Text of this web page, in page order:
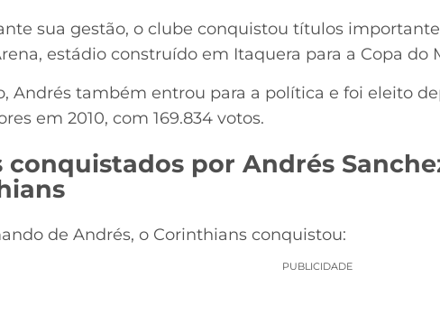
sua gestão, o clube conquistou títulos
estádio construído em Itaquera para a Copa do
Andrés também entrou para a política e foi eleito
em 2010, com 169.834 votos.
conquistados por Andrés
de Andrés, o Corinthians conquistou:
PUBLICIDADE